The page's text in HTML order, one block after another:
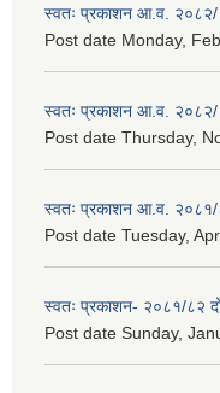
स्वतः प्रकाशन आ.व. २०८२/
Post date Monday,
स्वतः प्रकाशन आ.व. २०८२/
Post date Thursday,
स्वतः प्रकाशन आ.व. २०८१/
Post date Tuesday,
स्वतः प्रकाशन- २०८१/८२
Post date Sunday,